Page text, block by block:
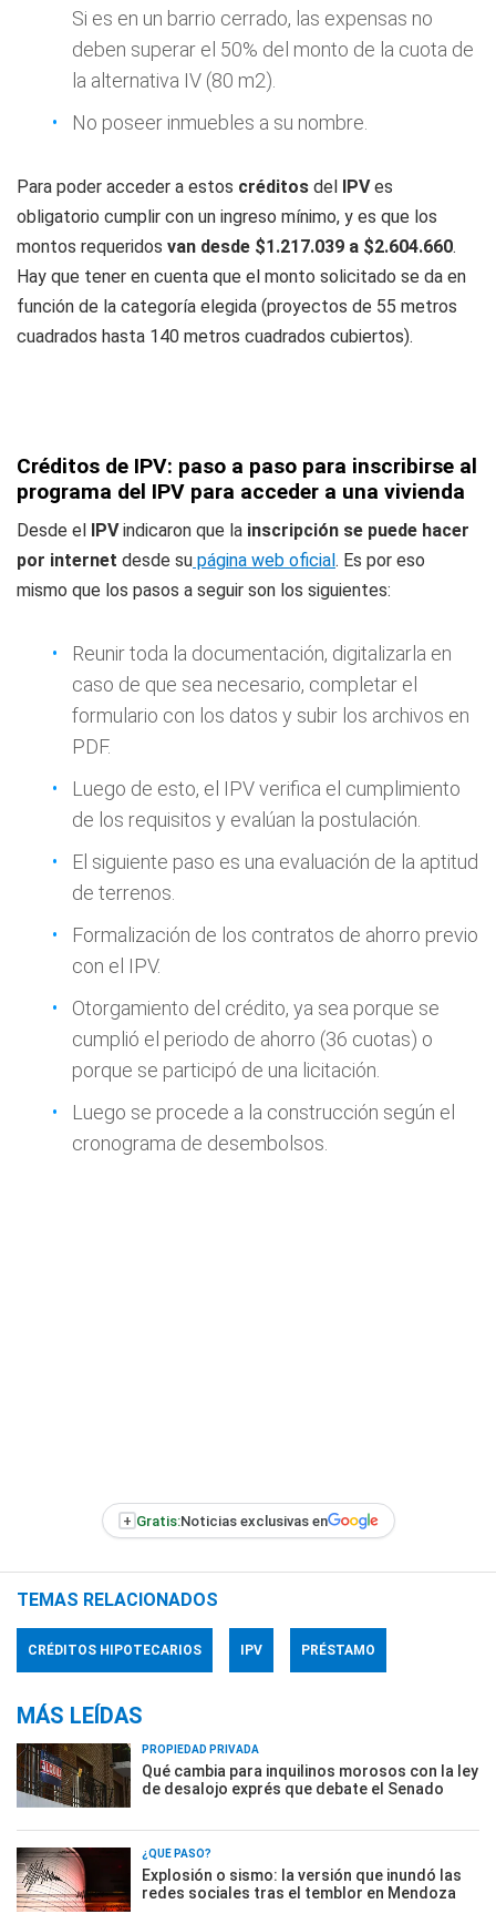
Si es en un barrio cerrado, las expensas no
deben superar el 50% del monto de la cuota de
la alternativa IV (80 m2).
No poseer inmuebles a su nombre.
Para poder acceder a estos créditos del IPVes
obligatorio cumplir con un ingreso mínimo, y es que los
montos requeridos van desde $1.217.039 a $2.604.660.
Hay que tener en cuenta que el monto solicitado se da en
función de la categoría elegida (proyectos de 55 metros
cuadrados hasta 140 metros cuadrados cubiertos).
Créditos de IPV: paso a paso para inscribirse al
programa del IPV para acceder a una vivienda
Desde el IPVindicaron que la inscripción se puede hacer
por internet desde su página web oficial. Es por eso
mismo que los pasos a seguir son los siguientes:
Reunir toda la documentación, digitalizarla en
caso de que sea necesario, completar el
formulario con los datos y subir los archivos en
PDF.
Luego de esto, el IPV verifica el cumplimiento
de los requisitos y evalúan la postulación.
El siguiente paso es una evaluación de la aptitud
de terrenos.
Formalización de los contratos de ahorro previo
con el IPV.
Otorgamiento del crédito, ya sea porque se
cumplió el periodo de ahorro (36 cuotas) o
porque se participó de una licitación.
Luego se procede a la construcción según el
cronograma de desembolsos.
+ Gratis:Noticias exclusivas en
TEMAS RELACIONADOS
CRÉDITOS HIPOTECARIOS IPV PRÉSTAMO
MÁS LEÍDAS
PROPIEDAD PRIVADA
Qué cambia para inquilinos morosos con la ley
de desalojo exprés que debate el Senado
¿QUÉ PASÓ?
Explosión o sismo: la versión que inundó las
redes sociales tras el temblor en Mendoza